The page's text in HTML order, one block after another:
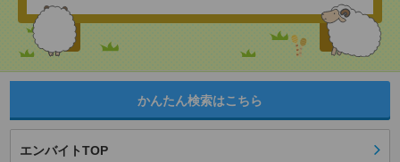
かんたん検索はこちら
エンバイトTOP